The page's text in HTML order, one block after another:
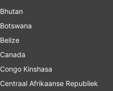
Bhutan
Botswana
Belize
Canada
Congo Kinshasa
Centraal Afrikaanse Republiek